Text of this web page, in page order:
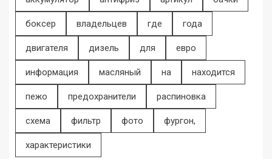
боксер владельцев где года
двигателя дизель для евро
информация масляный на находится
пежо предохранители распиновка
схема фильтр фото фургон,
характеристики